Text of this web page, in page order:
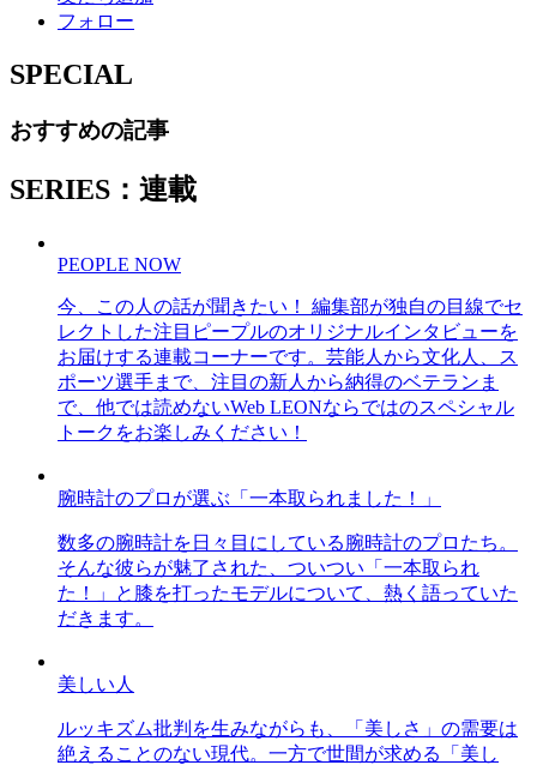
フォロー
SPECIAL
おすすめの記事
SERIES：連載
PEOPLE NOW
今、この人の話が聞きたい！ 編集部が独自の目線でセ
レクトした注目ピープルのオリジナルインタビューを
お届けする連載コーナーです。芸能人から文化人、ス
ポーツ選手まで、注目の新人から納得のベテランま
で、他では読めないWeb LEONならではのスペシャル
トークをお楽しみください！
腕時計のプロが選ぶ「一本取られました！」
数多の腕時計を日々目にしている腕時計のプロたち。
そんな彼らが魅了された、ついつい「一本取られ
た！」と膝を打ったモデルについて、熱く語っていた
だきます。
美しい人
ルッキズム批判を生みながらも、「美しさ」の需要は
絶えることのない現代。一方で世間が求める「美し